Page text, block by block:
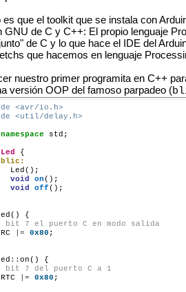
es que el toolkit que se instala con
GNU de C y C++: El propio lenguaje
de C y lo que hace el IDE del
que hacemos en lenguaje
nuestro primer programita en C++
versión OOP del famoso parpadeo (
<avr/io.h>
<util/delay.h>
namespace std;
Led
{
Led();
void
on();
void
off();
{
7 el puerto C en modo salida
|= 0x80 ;
:: on() {
bit 7 del puerto C a 1
|= 0x80 ;